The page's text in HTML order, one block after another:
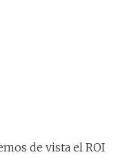
de vista el ROI